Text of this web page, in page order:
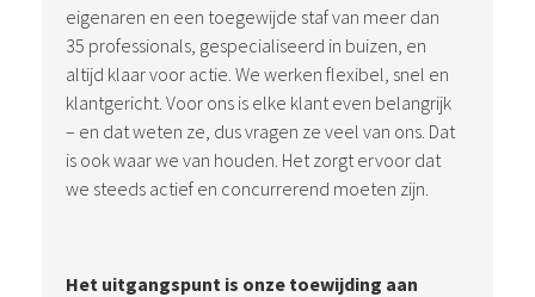
eigenaren en een toegewijde staf van meer dan
35 professionals, gespecialiseerd in buizen, en
altijd klaar voor actie. We werken flexibel, snel en
klantgericht. Voor ons is elke klant even belangrijk
– en dat weten ze, dus vragen ze veel van ons. Dat
is ook waar we van houden. Het zorgt ervoor dat
we steeds actief en concurrerend moeten zijn.
Het uitgangspunt is onze toewijding aan